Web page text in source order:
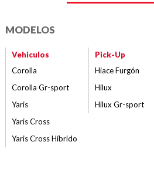
MODELOS
Vehiculos
Corolla
Corolla Gr-sport
Yaris
Yaris Cross
Yaris Cross Híbrido
Pick-Up
Hiace Furgón
Hilux
Hilux Gr-sport